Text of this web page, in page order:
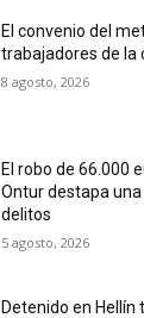
El convenio del
trabajadores de la
8 agosto, 2026
El robo de 66.000
Ontur destapa
delitos
5 agosto, 2026
Detenido en Hellín